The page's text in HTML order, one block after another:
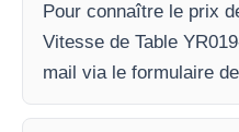
Pour connaître le prix
Vitesse de Table
mail via le formulaire